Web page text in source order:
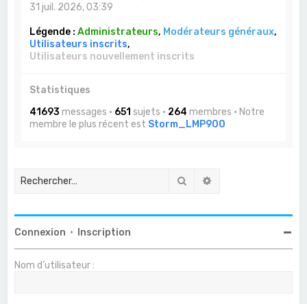
31 juil. 2026, 03:39
Légende :Administrateurs, Modérateurs généraux,
Utilisateurs inscrits,
Utilisateurs nouvellement inscrits
Statistiques
41693 messages • 651 sujets • 264 membres • Notre
membre le plus récent est Storm_LMP900
Rechercher
Connexion • Inscription
Nom d’utilisateur :